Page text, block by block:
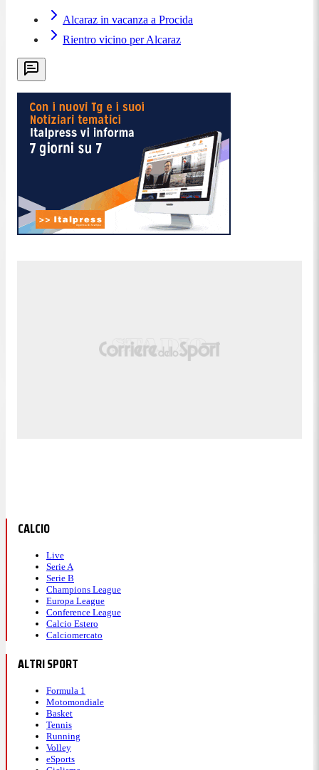
Alcaraz in vacanza a Procida
Rientro vicino per Alcaraz
CALCIO
Live
Serie A
Serie B
Champions League
Europa League
Conference League
Calcio Estero
Calciomercato
ALTRI SPORT
Formula 1
Motomondiale
Basket
Tennis
Running
Volley
eSports